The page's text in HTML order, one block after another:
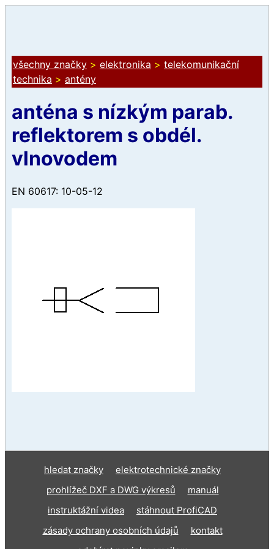
všechny značky > elektronika > telekomunikační
technika > antény
anténa s nízkým parab.
reflektorem s obdél.
vlnovodem
EN 60617: 10-05-12
hledat značky
elektrotechnické značky
prohlížeč DXF a DWG výkresů
manuál
instruktážní videa
stáhnout ProfiCAD
zásady ochrany osobních údajů
kontakt